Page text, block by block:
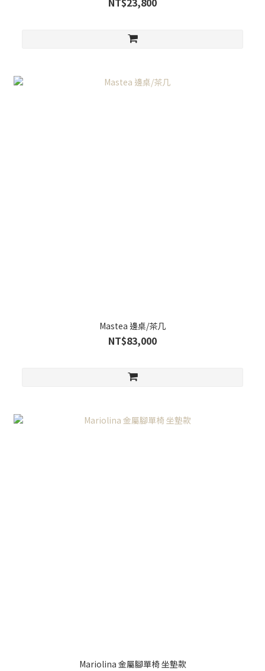
Mastea 邊桌/茶几
NT$83,000
Mariolina 金屬腳單椅 坐墊款